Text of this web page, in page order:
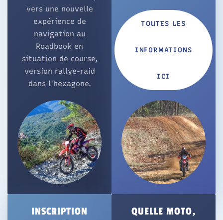
vers une nouvelle
expérience de
navigation au
Roadbook en
situation de course,
version rallye-raid
dans l'hexagone.
TOUTES LES
INFORMATIONS
ICI
INSCRIPTION
QUELLE MOTO,